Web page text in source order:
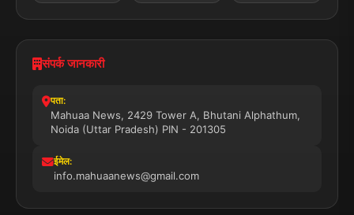
संपर्क जानकारी
पता:
Mahuaa News, 2429 Tower A, Bhutani Alphathum,
Noida (Uttar Pradesh) PIN - 201305
ईमेल:
info.mahuaanews@gmail.com